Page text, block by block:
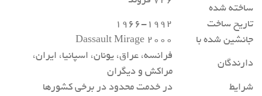
ساخته شده
تاریخ ساخت
۱۹۶۶-۱۹۹۲
جانشین شده با
Dassault Mirage ۲۰۰۰
دارندگان
فرانسه، عراق، یونان، اسپانیا، ایران،
مراکش و دیگران
شرایط
در خدمت محدود در برخی کشورها